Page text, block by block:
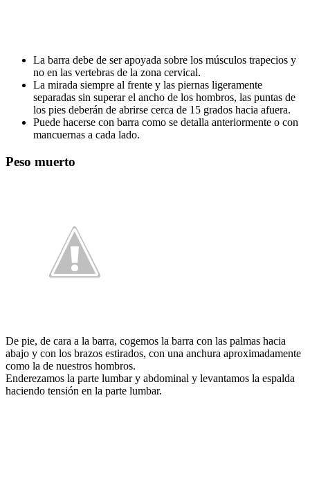
La barra debe de ser apoyada sobre los músculos trapecios y
no en las vertebras de la zona cervical.
La mirada siempre al frente y las piernas ligeramente
separadas sin superar el ancho de los hombros, las puntas de
los pies deberán de abrirse cerca de 15 grados hacia afuera.
Puede hacerse con barra como se detalla anteriormente o con
mancuernas a cada lado.
Peso muerto
De pie, de cara a la barra, cogemos la barra con las palmas hacia
abajo y con los brazos estirados, con una anchura aproximadamente
como la de nuestros hombros.
Enderezamos la parte lumbar y abdominal y levantamos la espalda
haciendo tensión en la parte lumbar.